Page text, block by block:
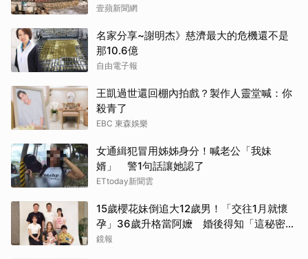
壹蘋新聞網
名家分享~謝明杰》慈濟最大的危機還不是
那10.6億
自由電子報
王凱過世還回棚內拍戲？製作人靈堂喊：你
殺青了
EBC 東森娛樂
女通緝犯冒用姊姊身分！喊老公「我妹
婿」 警1句話讓她認了
ETtoday新聞雲
15歲櫻花妹倒追大12歲男！「交往1月就懷
孕」36歲升格當阿嬤 婚後得知「這秘密」
傻眼了
鏡報